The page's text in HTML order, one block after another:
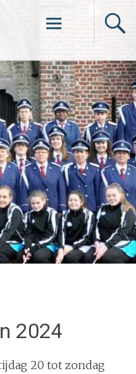
2024
20 tot zondag